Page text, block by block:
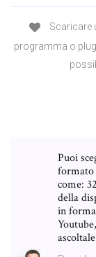
Scaricare
programma o
Puoi
formato
come:
della
in